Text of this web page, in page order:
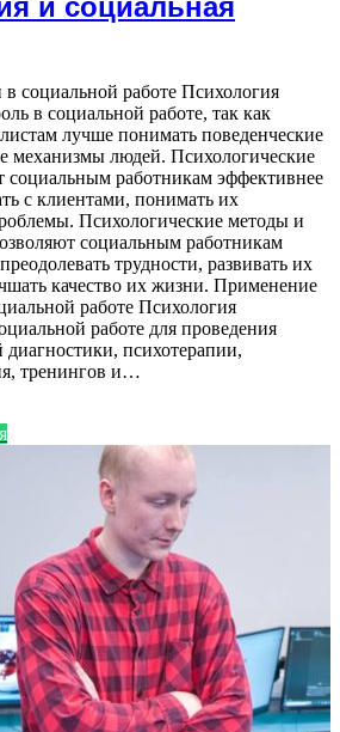
и социальная
социальной работе Психология
в социальной работе, так как
лучше понимать поведенческие
механизмы людей. Психологические
социальным работникам эффективнее
с клиентами, понимать их
Психологические методы и
социальным работникам
трудности, развивать их
качество их жизни. Применение
работе Психология
работе для проведения
диагностики, психотерапии,
тренингов и…